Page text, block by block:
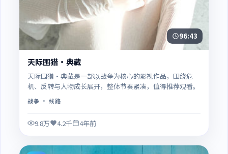
96:43
天际围猎·典藏
天际围猎·典藏是一部以战争为核心的影视作品，围绕危
机、反转与人物成长展开，整体节奏紧凑，值得推荐观看。
战争 · 线路
9.8万 4.2千 4年前